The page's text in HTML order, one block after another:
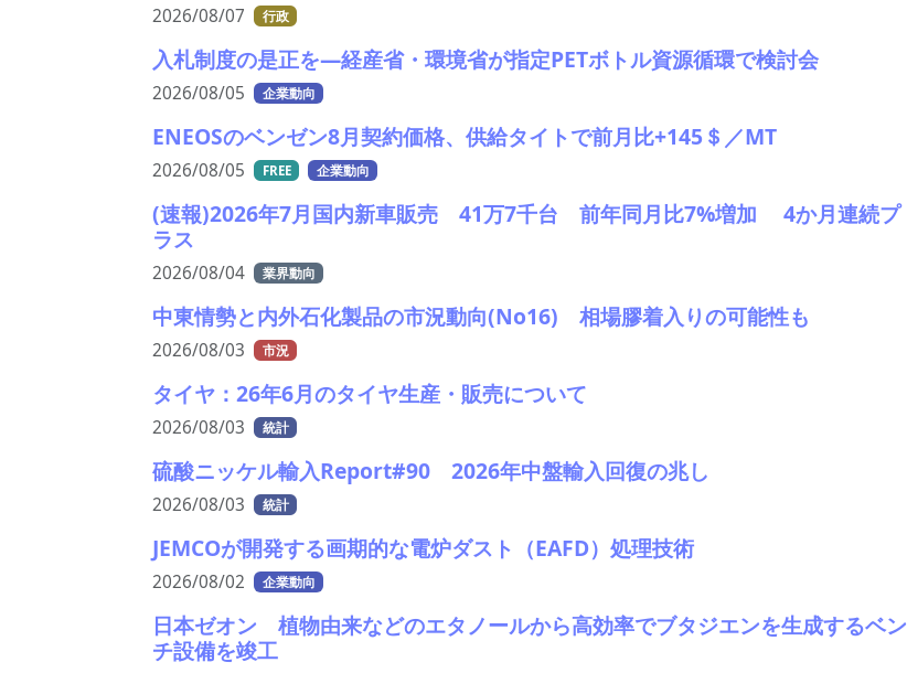
2026/08/07 行政
入札制度の是正を—経産省・環境省が指定PETボトル資源循環で検討会
2026/08/05 企業動向
ENEOSのベンゼン8月契約価格、供給タイトで前月比+145＄／MT
2026/08/05 FREE 企業動向
(速報)2026年7月国内新車販売 41万7千台 前年同月比7%増加 4か月連続プ
ラス
2026/08/04 業界動向
中東情勢と内外石化製品の市況動向(No16) 相場膠着入りの可能性も
2026/08/03 市況
タイヤ：26年6月のタイヤ生産・販売について
2026/08/03 統計
硫酸ニッケル輸入Report#90 2026年中盤輸入回復の兆し
2026/08/03 統計
JEMCOが開発する画期的な電炉ダスト（EAFD）処理技術
2026/08/02 企業動向
日本ゼオン 植物由来などのエタノールから高効率でブタジエンを生成するベン
チ設備を竣工